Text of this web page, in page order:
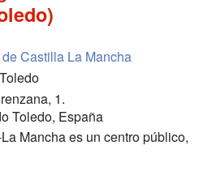
Castilla La Mancha
1.
Toledo, España
Mancha es un centro público,